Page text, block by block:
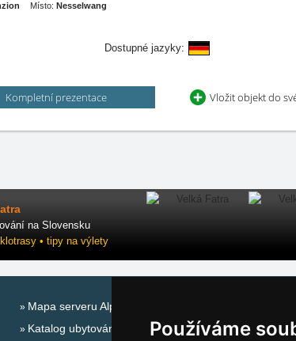
Používáme
Místo: Nesselwang
Dostupné jazyky:
Kompletní prezentace Vložit objekt do
na Slovensku
• tipy na výlety
Mapa serveru Alpy - Německo
Katalog ubytování